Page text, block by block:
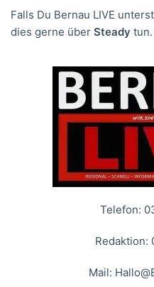
Falls Du Bernau LIVE
dies gerne über Steady
Telefon:
Redaktion:
Mail: